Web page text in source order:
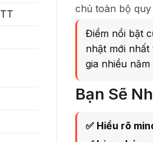
chủ toàn bộ
Điểm nổi bật
nhật mới nhất
gia nhiều
Bạn Sẽ
✅ Hiểu rõ